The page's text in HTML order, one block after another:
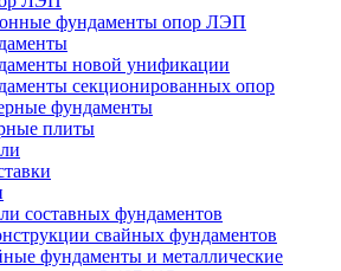
фундаменты опор ЛЭП
новой унификации
секционированных опор
фундаменты
плиты
составных фундаментов
свайных фундаментов
фундаменты и металлические